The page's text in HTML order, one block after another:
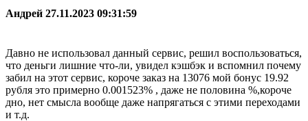
Андрей 27.11.2023 09:31:59
Давно не использовал данный сервис, решил воспользоваться,
что деньги лишние что-ли, увидел кэшбэк и вспомнил почему
забил на этот сервис, короче заказ на 13076 мой бонус 19.92
рубля это примерно 0.001523% , даже не половина %,короче
дно, нет смысла вообще даже напрягаться с этими переходами
и т.д.